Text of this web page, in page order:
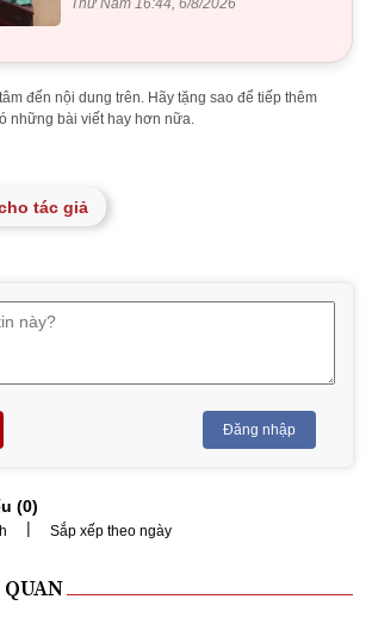
Thứ Năm 16:44, 6/8/2026
đến nội dung trên. Hãy tặng sao để tiếp thêm
những bài viết hay hơn nữa.
tác giả
Đăng nhập
(0)
| Sắp xếp theo ngày